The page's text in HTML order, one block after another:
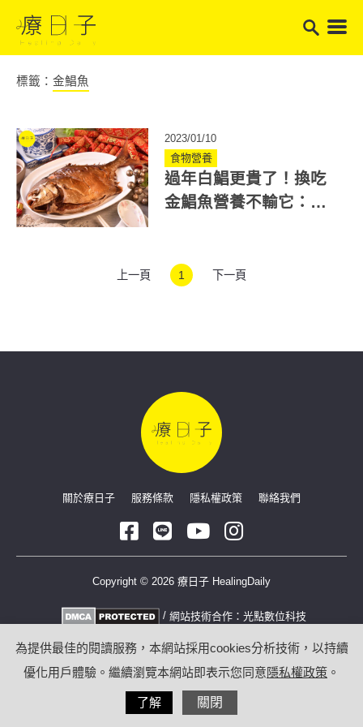
標籤： 金鯧魚
2023/01/10
食物營養
過年白鯧更貴了！換吃
金鯧魚營養不輸它：增
上一頁 1 下一頁
關於療日子 服務條款 隱私權政策 聯絡我們
Copyright © 2026 療日子 HealingDaily
/ 網站技術合作： 光點數位科技
為提供最佳的閱讀服務，本網站採用cookies分析技術，以持續
優化用戶體驗。繼續瀏覽本網站即表示您同意隱私權政策 。
了解 關閉